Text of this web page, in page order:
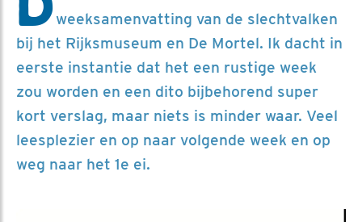
weeksamenvatting van de slechtvalken
bij het Rijksmuseum en De Mortel. Ik dacht in
eerste instantie dat het een rustige week
zou worden en een dito bijbehorend super
kort verslag, maar niets is minder waar. Veel
leesplezier en op naar volgende week en op
weg naar het 1e ei.